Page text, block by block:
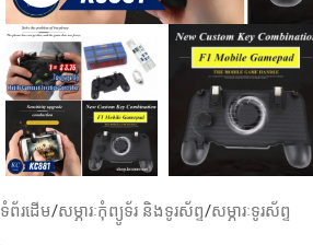
ទំព័រដើម/សម្ភារៈកុំព្យូទ័រ និងទូរស័ព្ទ/សម្ភារៈទូរស័ព្ទ